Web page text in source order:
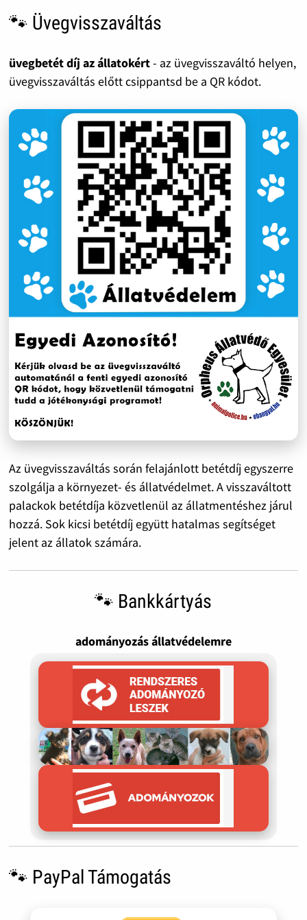
🐾 Üvegvisszaváltás
üvegbetét díj az állatokért- az üvegvisszaváltó helyen,
üvegvisszaváltás előtt csippantsd be a QR kódot.
Az üvegvisszaváltás során felajánlott betétdíj egyszerre
szolgálja a környezet- és állatvédelmet. A visszaváltott
palackok betétdíja közvetlenül az állatmentéshez járul
hozzá. Sok kicsi betétdíj együtt hatalmas segítséget
jelent az állatok számára.
🐾 Bankkártyás
adományozás állatvédelemre
🐾 PayPal Támogatás